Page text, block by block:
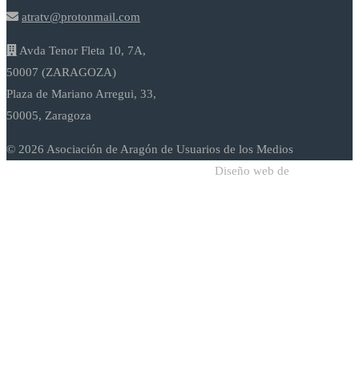
atratv@protonmail.com
Avda Tenor Fleta 10, 7A,
50007 (ZARAGOZA)
Plaza de Mariano Arregui, 33,
50005, Zaragoza
© 2026 Asociación de Aragón de Usuarios de los Medios
Diseño web de